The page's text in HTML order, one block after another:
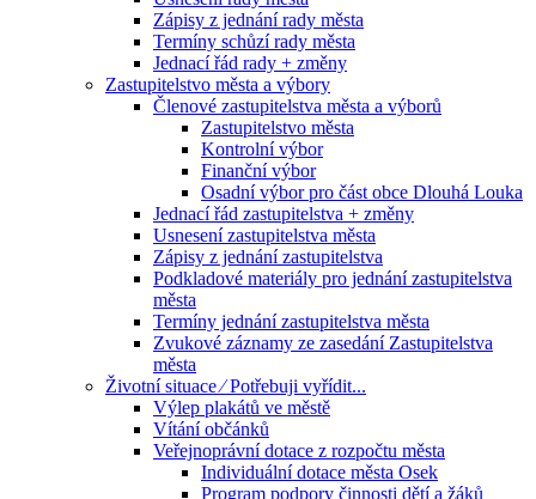
Zápisy z jednání rady města
Termíny schůzí rady města
Jednací řád rady + změny
Zastupitelstvo města a výbory
Členové zastupitelstva města a výborů
Zastupitelstvo města
Kontrolní výbor
Finanční výbor
Osadní výbor pro část obce Dlouhá Louka
Jednací řád zastupitelstva + změny
Usnesení zastupitelstva města
Zápisy z jednání zastupitelstva
Podkladové materiály pro jednání zastupitelstva
města
Termíny jednání zastupitelstva města
Zvukové záznamy ze zasedání Zastupitelstva
města
Životní situace ⁄ Potřebuji vyřídit...
Výlep plakátů ve městě
Vítání občánků
Veřejnoprávní dotace z rozpočtu města
Individuální dotace města Osek
Program podpory činnosti dětí a žáků